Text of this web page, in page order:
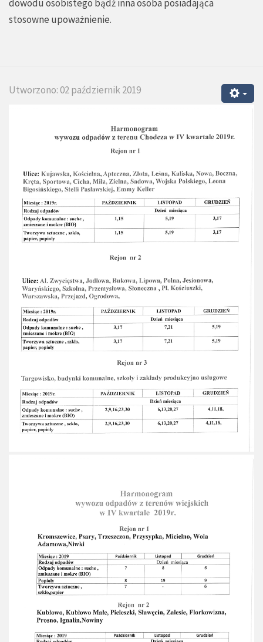
dowodu osobistego bądź inna osoba posiadająca
stosowne upoważnienie.
Utworzono: 02 październik 2019